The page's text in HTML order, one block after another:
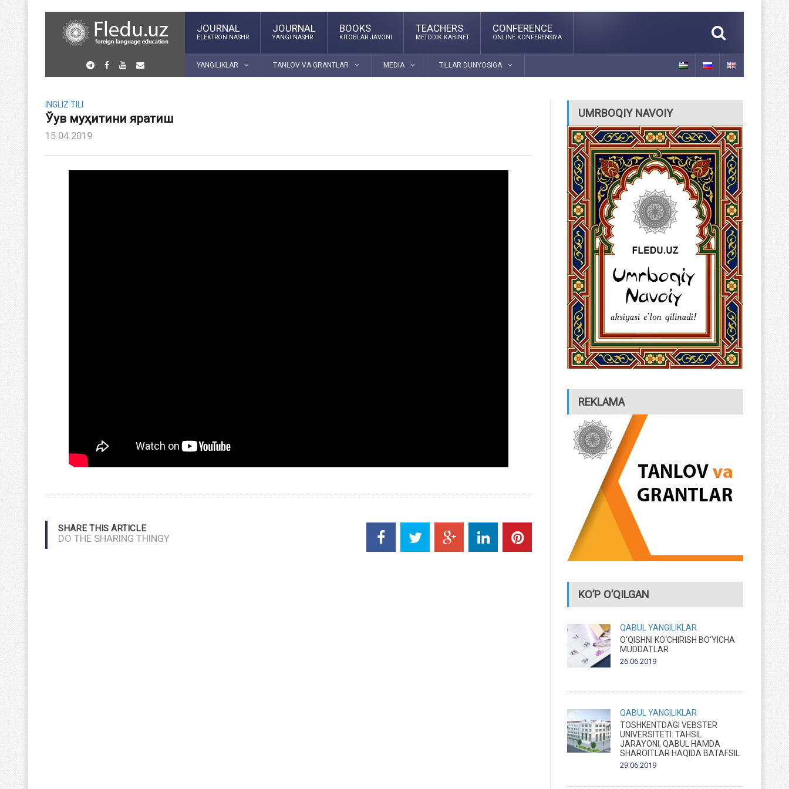
JOURNAL
ELEKTRON NASHR
JOURNAL
YANGI NASHR
BOOKS
KITOBLAR JAVONI
TEACHERS
METODIK KABINET
CONFERENCE
ONLINE KONFERENSIYA
YANGILIKLAR TANLOV VA GRANTLAR MEDIA TILLAR DUNYOSIGA
INGLIZ TILI
Ўқув муҳитини яратиш
15.04.2019
SHARE THIS ARTICLE
DO THE SHARING THINGY
UMRBOQIY NAVOIY
REKLAMA
KO’P O’QILGAN
QABUL
YANGILIKLAR
O‘QISHNI KO‘CHIRISH BO‘YICHA
MUDDATLAR
26.06.2019
QABUL
YANGILIKLAR
TOSHKENTDAGI VEBSTER
UNIVERSITETI: TAHSIL
JARAYONI, QABUL HAMDA
SHAROITLAR HAQIDA BATAFSIL
29.06.2019